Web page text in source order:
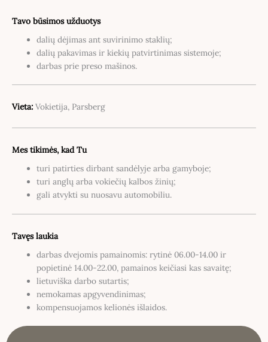
Tavo būsimos užduotys
dalių dėjimas ant suvirinimo staklių;
dalių pakavimas ir kiekių patvirtinimas sistemoje;
darbas prie preso mašinos.
Vieta: Vokietija, Parsberg
Mes tikimės, kad Tu
turi patirties dirbant sandėlyje arba gamyboje;
turi anglų arba vokiečių kalbos žinių;
gali atvykti su nuosavu automobiliu.
Tavęs laukia
darbas dvejomis pamainomis: rytinė 06.00-14.00 ir
popietinė 14.00-22.00, pamainos keičiasi kas savaitę;
lietuviška darbo sutartis;
nemokamas apgyvendinimas;
kompensuojamos kelionės išlaidos.